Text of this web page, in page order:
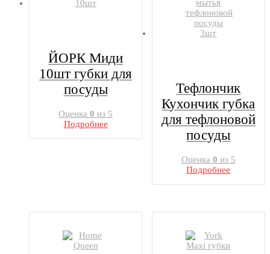
ЙОРК Миди
10шт губки для
посуды
Оценка0 из 5
Подробнее
Тефлончик
Кухончик губка
для тефлоновой
посуды
Оценка 0 из 5
Подробнее